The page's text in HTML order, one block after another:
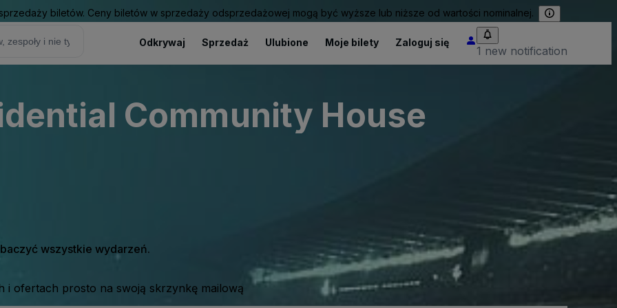
biletów. Ceny biletów w sprzedaży odsprzedażowej mogą być wyższe lub niższe od wartości nominalnej.
Odkrywaj Sprzedaż Ulubione Moje bilety Zaloguj się
1 new notification
Community House
wszystkie wydarzeń.
ofertach prosto na swoją skrzynkę mailową